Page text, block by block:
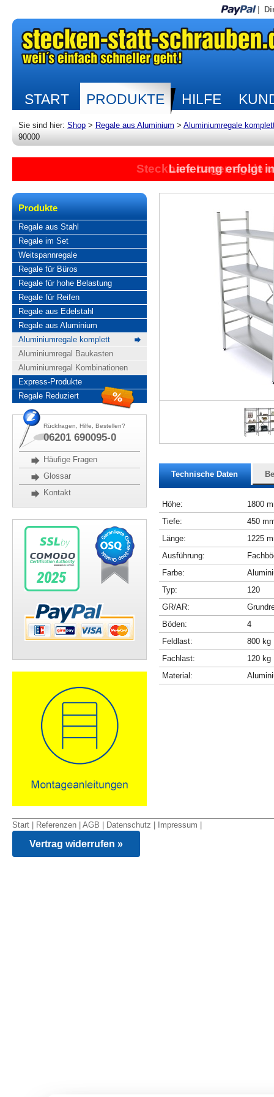
START PRODUKTE HILFE
Sie sind hier: Shop > Regale aus Aluminium > Aluminiumregale
90000
Steckbare Lagerregale
Lieferung erfolgt
Produkte
Regale aus Stahl
Regale im Set
Weitspannregale
Regale für Büros
Regale für hohe Belastung
Regale für Reifen
Regale aus Edelstahl
Regale aus Aluminium
Aluminiumregale komplett
Aluminiumregal Baukasten
Aluminiumregal Kombinationen
Express-Produkte
Regale Reduziert
Rückfragen, Hilfe, Bestellen?
06201 690095-0
Häufige Fragen
Glossar
Kontakt
Technische Daten
Höhe:
1800
Tiefe:
450
Länge:
1225
Ausführung:
Farbe:
Typ:
120
GR/AR:
Böden:
4
Feldlast:
800 kg
Fachlast:
120 kg
Material:
Start Referenzen AGB Datenschutz Impressum
Vertrag widerrufen »